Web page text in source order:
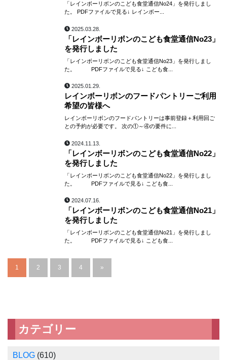
「レインボーリボンのこども食堂通信No24」を発行しまし
た。 PDFファイルで見る↓ レインボー...
2025.03.28.
「レインボーリボンのこども食堂通信No23」
を発行しました
「レインボーリボンのこども食堂通信No23」を発行しまし
た。 PDFファイルで見る↓ こども食...
2025.01.29.
レインボーリボンのフードパントリーご利用
希望の皆様へ
レインボーリボンのフードパントリーは事前登録＋利用回ご
との予約が必要です。 次の①～④の要件に...
2024.11.13.
「レインボーリボンのこども食堂通信No22」
を発行しました
「レインボーリボンのこども食堂通信No22」を発行しまし
た。 PDFファイルで見る↓ こども食...
2024.07.16.
「レインボーリボンのこども食堂通信No21」
を発行しました
「レインボーリボンのこども食堂通信No21」を発行しまし
た。 PDFファイルで見る↓ こども食...
1 2 3 4 »
カテゴリー
BLOG (610)